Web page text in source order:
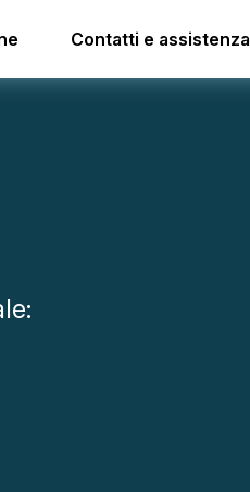
Contatti e assistenza